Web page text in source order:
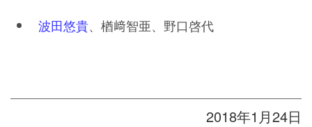
波田悠貴、楢﨑智亜、野口啓代
2018年1月24日